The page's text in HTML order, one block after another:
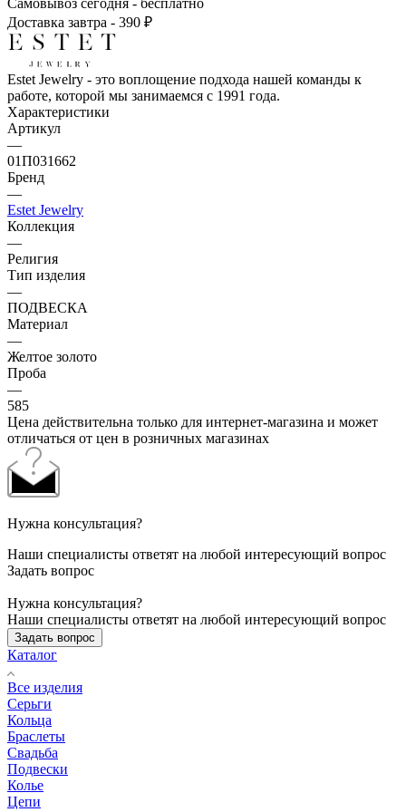
Самовывоз сегодня - бесплатно
Доставка завтра - 390 ₽
Estet Jewelry - это воплощение подхода нашей команды к
работе, которой мы занимаемся с 1991 года.
Характеристики
Артикул
—
01П031662
Бренд
—
Estet Jewelry
Коллекция
—
Религия
Тип изделия
—
ПОДВЕСКА
Материал
—
Желтое золото
Проба
—
585
Цена действительна только для интернет-магазина и может
отличаться от цен в розничных магазинах
Нужна консультация?
Наши специалисты ответят на любой интересующий вопрос
Задать вопрос
Нужна консультация?
Наши специалисты ответят на любой интересующий вопрос
Задать вопрос
Каталог
Все изделия
Серьги
Кольца
Браслеты
Свадьба
Подвески
Колье
Цепи